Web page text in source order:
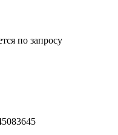
по запросу